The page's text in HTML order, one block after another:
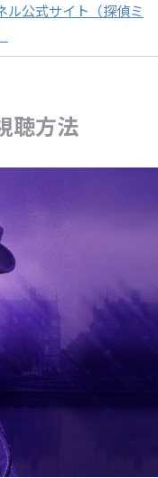
ル公式サイト（探偵ミ
聴方法